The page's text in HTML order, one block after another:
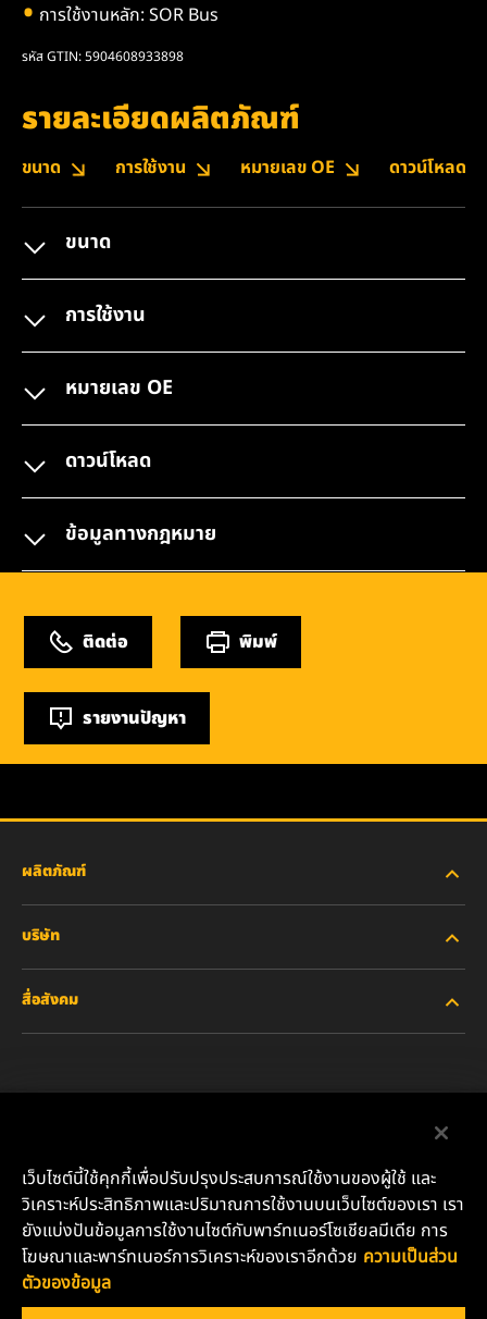
การใช้งานหลัก: SOR Bus
รหัส GTIN: 5904608933898
รายละเอียดผลิตภัณฑ์
ขนาด การใช้งาน หมายเลข OE ดาวน์โหลด
ขนาด
การใช้งาน
หมายเลข OE
ดาวน์โหลด
ข้อมูลทางกฎหมาย
ติดต่อ พิมพ์
รายงานปัญหา
ผลิตภัณฑ์
รถยนต์ส่วนบุคคลและรถบรรทุกงานเบา
น้ำมันหล่อลื่น
บริษัท
ตำแหน่งงาน
ความเป็นส่วนตัวของข้อมูล
ประกาศด้านกฎหมาย
สื่อสังคม
YouTube
บริษัท มันน์ แอนด์ ฮุมเมิล (ประเทศไทย) จำกัด
เลขที่ 152 อาคารชาร์เตอร์ สแควร์ ห้องเลขที่ 11-06 ชั้น 11 ถนน
เว็บไซต์นี้ใช้คุกกี้เพื่อปรับปรุงประสบการณ์ใช้งานของผู้ใช้ และ
วิเคราะห์ประสิทธิภาพและปริมาณการใช้งานบนเว็บไซต์ของเรา เรา
ยังแบ่งปันข้อมูลการใช้งานไซต์กับพาร์ทเนอร์โซเชียลมีเดีย การ
โฆษณาและพาร์ทเนอร์การวิเคราะห์ของเราอีกด้วย ความเป็นส่วน
ตัวของข้อมูล